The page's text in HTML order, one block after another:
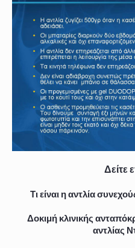
Δείτε
Τι είναι η αντλία
Δοκιμή κλινικής
αντλίας